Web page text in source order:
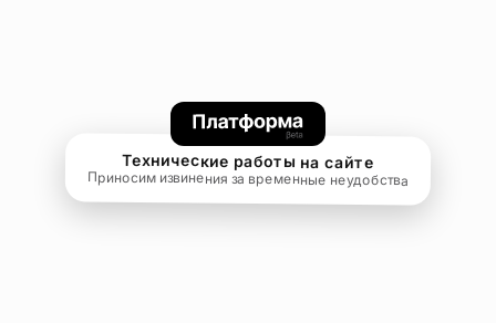
Технические работы на сайте
Приносим извинения за временные неудобства